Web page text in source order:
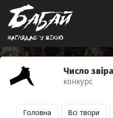
Заглядає у вiкно
Число
конкурс
Головна Всі твори